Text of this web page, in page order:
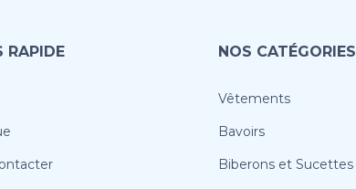
RAPIDE NOS CATÉGORIES
Vêtements
Bavoirs
Biberons et Sucettes